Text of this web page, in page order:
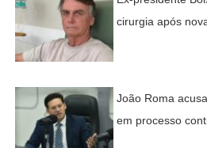
cirurgia após
João Roma
em processo